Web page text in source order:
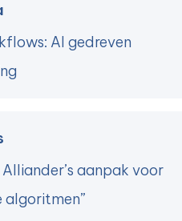
AI gedreven
aanpak voor